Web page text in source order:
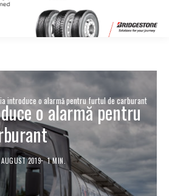
introduce o alarmă pentru furtul de carburant
o alarmă pentru
AUGUST 2019 1 MIN.